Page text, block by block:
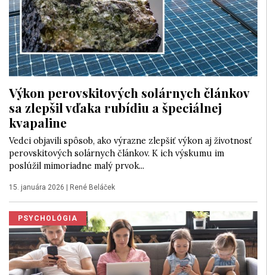
Výkon perovskitových solárnych článkov
sa zlepšil vďaka rubídiu a špeciálnej
kvapaline
Vedci objavili spôsob, ako výrazne zlepšiť výkon aj životnosť
perovskitových solárnych článkov. K ich výskumu im
poslúžil mimoriadne malý prvok...
15. januára 2026 | René Beláček
PSYCHOLÓGIA